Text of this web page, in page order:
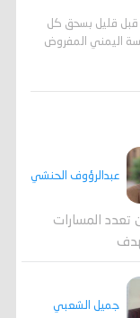
قبل قليل بسحق كل
اليمني المفروض
عبدالرؤوف الحنشي
تعدد المسارات
جميل الشعبي